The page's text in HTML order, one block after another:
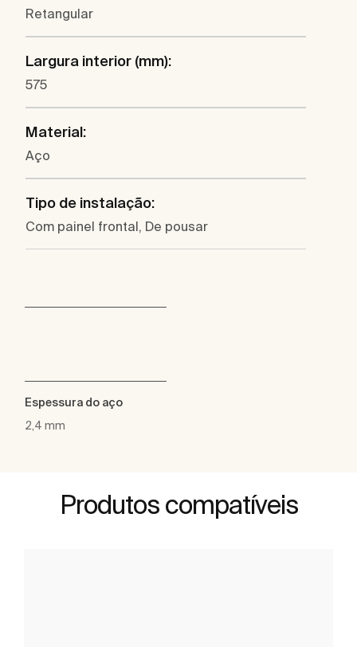
Retangular
Largura interior (mm):
575
Material:
Aço
Tipo de instalação:
Com painel frontal, De pousar
Espessura do aço
2,4 mm
Produtos compatíveis